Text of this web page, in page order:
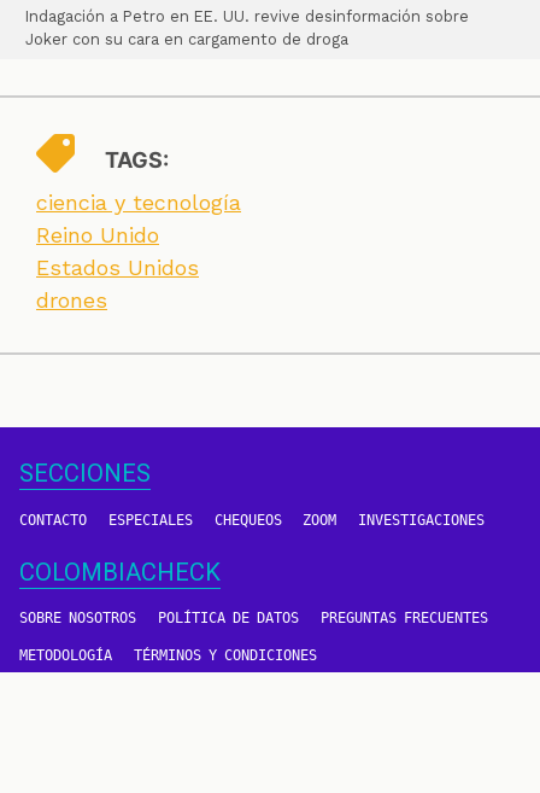
Indagación a Petro en EE. UU. revive desinformación sobre
Joker con su cara en cargamento de droga
TAGS:
ciencia y tecnología
Reino Unido
Estados Unidos
drones
SECCIONES
CONTACTO ESPECIALES CHEQUEOS ZOOM INVESTIGACIONES
COLOMBIACHECK
SOBRE NOSOTROS POLÍTICA DE DATOS PREGUNTAS FRECUENTES
METODOLOGÍA TÉRMINOS Y CONDICIONES